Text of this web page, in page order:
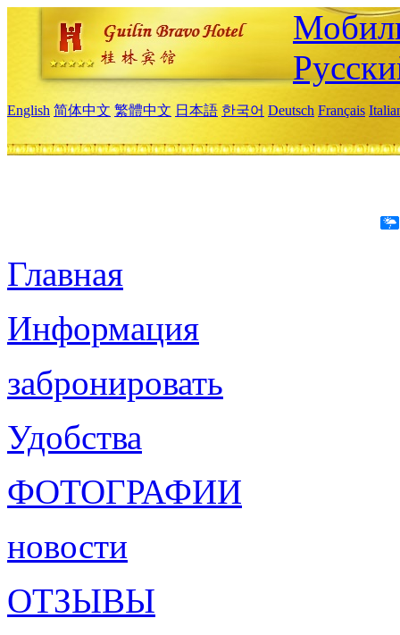
English 简体中文 繁體中文 日本語 한국어 Deutsch Français
Главная
Информация
забронировать
Удобства
ФОТОГРАФИИ
новости
ОТЗЫВЫ